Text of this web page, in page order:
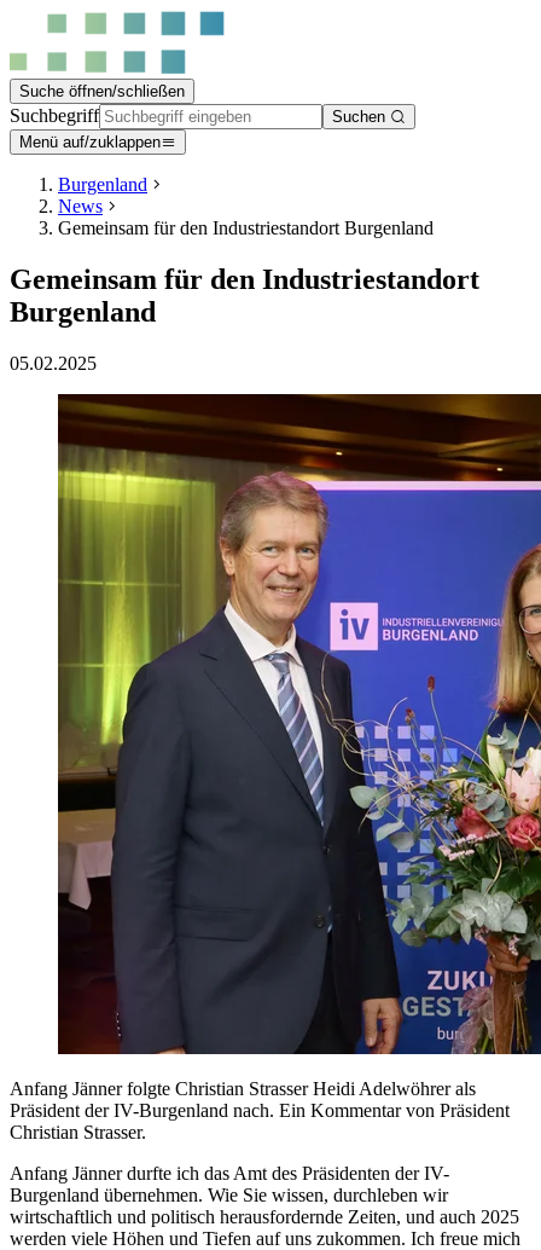
Suche öffnen/schließen
Suchbegriff
Suchen
Menü auf/zuklappen
Burgenland
News
Gemeinsam für den Industriestandort Burgenland
Gemeinsam für den Industriestandort
Burgenland
05.02.2025
Anfang Jänner folgte Christian Strasser Heidi Adelwöhrer als
Präsident der IV-Burgenland nach. Ein Kommentar von Präsident
Christian Strasser.
Anfang Jänner durfte ich das Amt des Präsidenten der IV-
Burgenland übernehmen. Wie Sie wissen, durchleben wir
wirtschaftlich und politisch herausfordernde Zeiten, und auch 2025
werden viele Höhen und Tiefen auf uns zukommen. Ich freue mich